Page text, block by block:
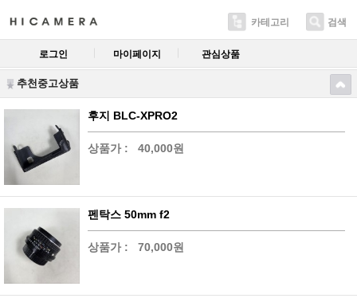
카테고리 검색
로그인 마이페이지 관심상품
추천중고상품
후지 BLC-XPRO2
상품가 : 40,000원
펜탁스 50mm f2
상품가 : 70,000원